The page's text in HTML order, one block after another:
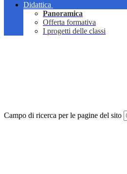
Didattica
Panoramica
Offerta formativa
I progetti delle classi
Campo di ricerca per le pagine del sito